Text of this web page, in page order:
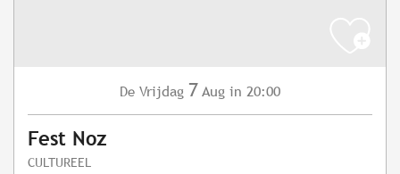
De Vrijdag 7 Aug in 20:00
Fest Noz
CULTUREEL